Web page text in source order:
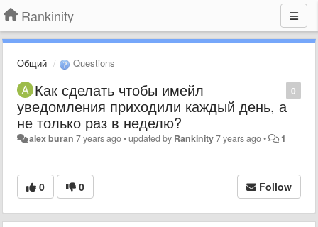
Rankinity
Общий Questions
0
Как сделать чтобы имейл
уведомления приходили каждый день, а
не только раз в неделю?
alex buran 7 years ago•updated by Rankinity7 years ago• 1
0 0 Follow